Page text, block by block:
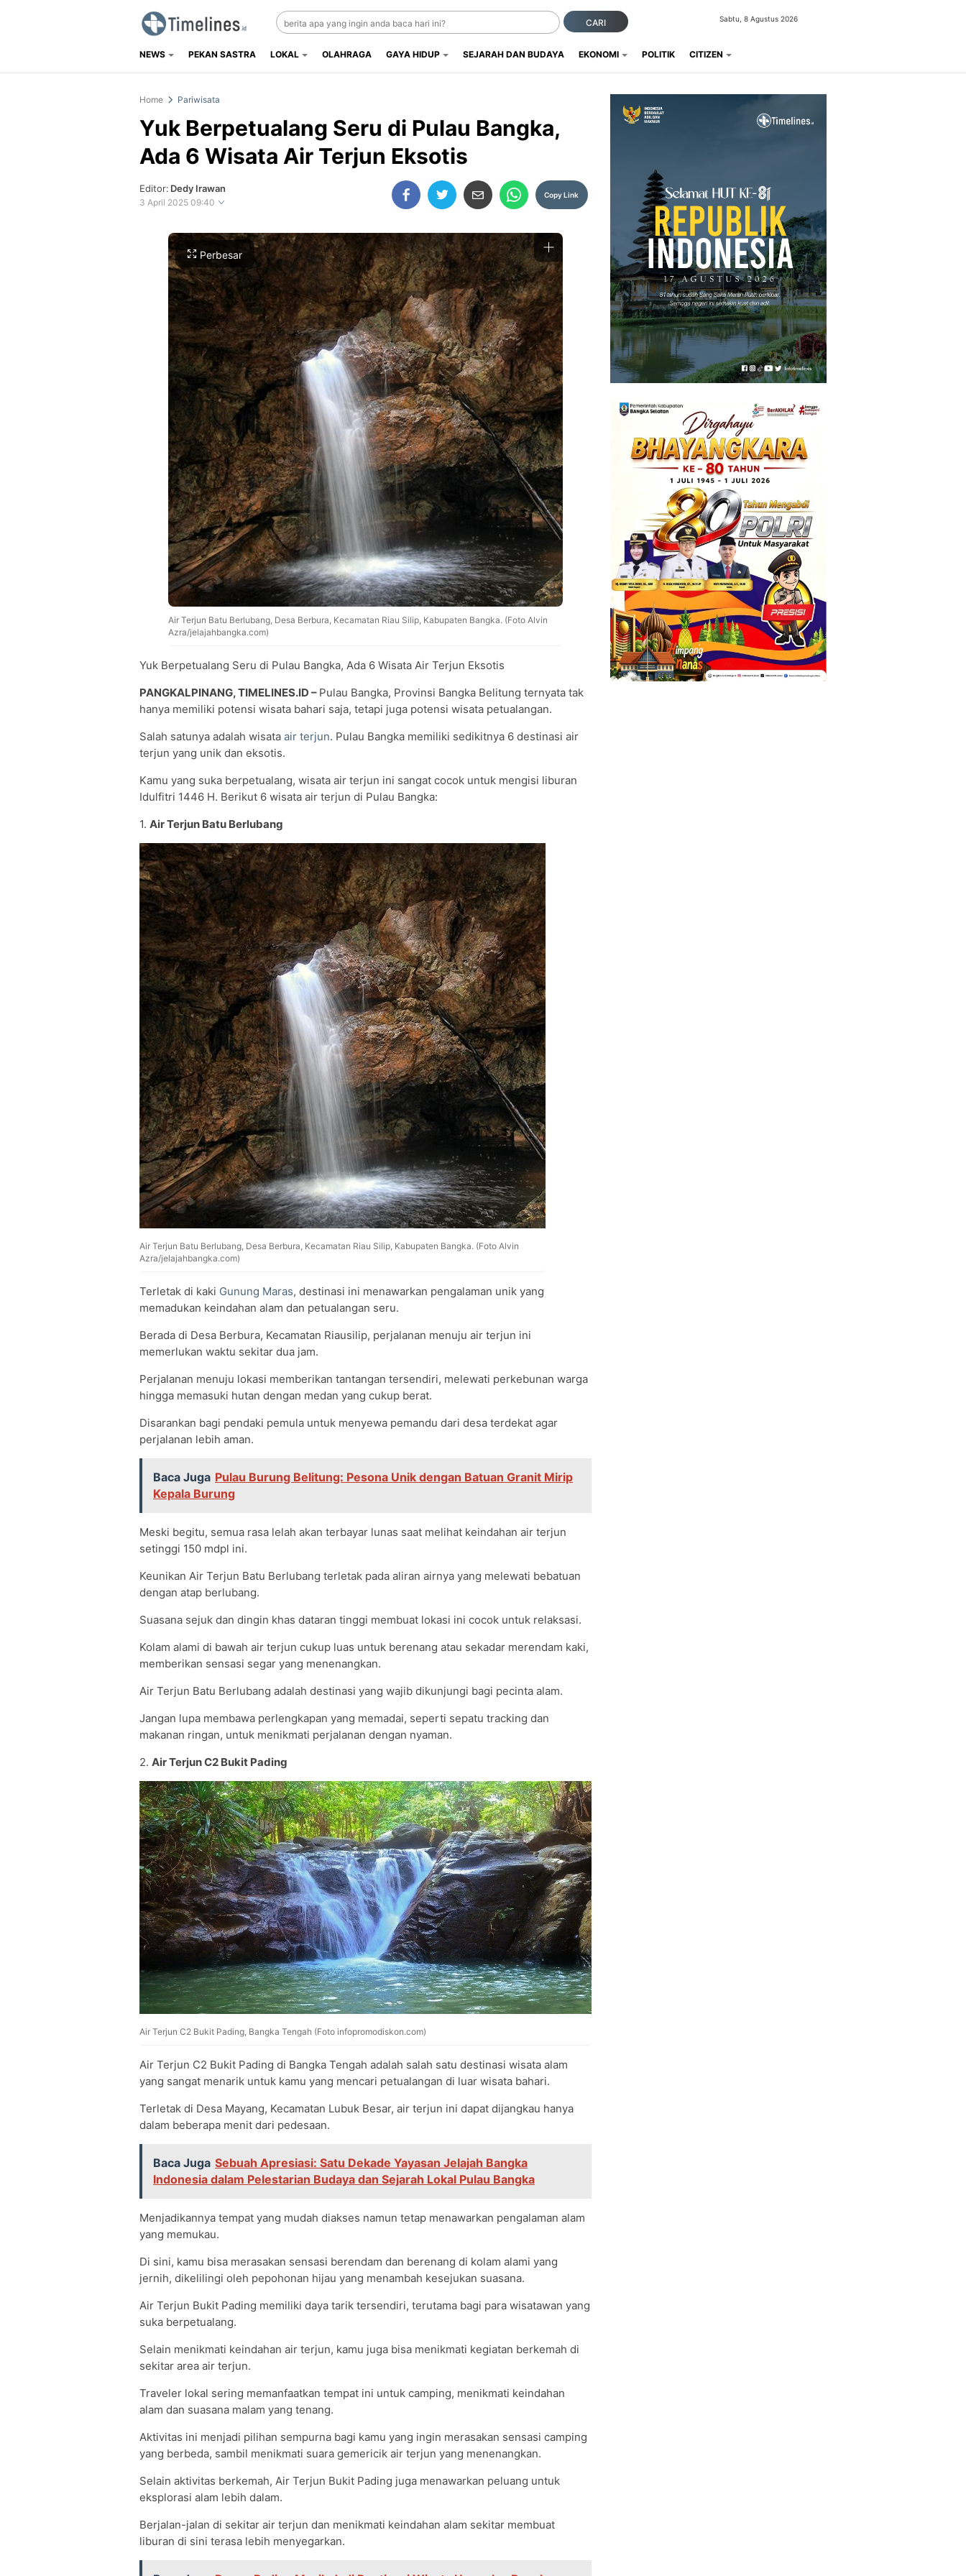
Timelines.id
Media Literasi, Sejarah & Budaya
CARI Sabtu, 8 Agustus 2026
NEWS PEKAN SASTRA LOKAL OLAHRAGA GAYA HIDUP SEJARAH DAN BUDAYA EKONOMI POLITIK CITIZEN
Home Pariwisata
Yuk Berpetualang Seru di Pulau Bangka,
Ada 6 Wisata Air Terjun Eksotis
Editor: Dedy Irawan
3 April 2025 09:40
Copy Link
Perbesar
Air Terjun Batu Berlubang, Desa Berbura, Kecamatan Riau Silip, Kabupaten Bangka. (Foto Alvin
Azra/jelajahbangka.com)
Yuk Berpetualang Seru di Pulau Bangka, Ada 6 Wisata Air Terjun Eksotis
PANGKALPINANG, TIMELINES.ID – Pulau Bangka, Provinsi Bangka Belitung ternyata tak
hanya memiliki potensi wisata bahari saja, tetapi juga potensi wisata petualangan.
Salah satunya adalah wisata air terjun. Pulau Bangka memiliki sedikitnya 6 destinasi air
terjun yang unik dan eksotis.
Kamu yang suka berpetualang, wisata air terjun ini sangat cocok untuk mengisi liburan
Idulfitri 1446 H. Berikut 6 wisata air terjun di Pulau Bangka:
1. Air Terjun Batu Berlubang
Air Terjun Batu Berlubang, Desa Berbura, Kecamatan Riau Silip, Kabupaten Bangka. (Foto Alvin
Azra/jelajahbangka.com)
Terletak di kaki Gunung Maras, destinasi ini menawarkan pengalaman unik yang
memadukan keindahan alam dan petualangan seru.
Berada di Desa Berbura, Kecamatan Riausilip, perjalanan menuju air terjun ini
memerlukan waktu sekitar dua jam.
Perjalanan menuju lokasi memberikan tantangan tersendiri, melewati perkebunan warga
hingga memasuki hutan dengan medan yang cukup berat.
Disarankan bagi pendaki pemula untuk menyewa pemandu dari desa terdekat agar
perjalanan lebih aman.
Baca Juga Pulau Burung Belitung: Pesona Unik dengan Batuan Granit Mirip
Kepala Burung
Meski begitu, semua rasa lelah akan terbayar lunas saat melihat keindahan air terjun
setinggi 150 mdpl ini.
Keunikan Air Terjun Batu Berlubang terletak pada aliran airnya yang melewati bebatuan
dengan atap berlubang.
Suasana sejuk dan dingin khas dataran tinggi membuat lokasi ini cocok untuk relaksasi.
Kolam alami di bawah air terjun cukup luas untuk berenang atau sekadar merendam kaki,
memberikan sensasi segar yang menenangkan.
Air Terjun Batu Berlubang adalah destinasi yang wajib dikunjungi bagi pecinta alam.
Jangan lupa membawa perlengkapan yang memadai, seperti sepatu tracking dan
makanan ringan, untuk menikmati perjalanan dengan nyaman.
2. Air Terjun C2 Bukit Pading
Air Terjun C2 Bukit Pading, Bangka Tengah (Foto infopromodiskon.com)
Air Terjun C2 Bukit Pading di Bangka Tengah adalah salah satu destinasi wisata alam
yang sangat menarik untuk kamu yang mencari petualangan di luar wisata bahari.
Terletak di Desa Mayang, Kecamatan Lubuk Besar, air terjun ini dapat dijangkau hanya
dalam beberapa menit dari pedesaan.
Baca Juga Sebuah Apresiasi: Satu Dekade Yayasan Jelajah Bangka
Indonesia dalam Pelestarian Budaya dan Sejarah Lokal Pulau Bangka
Menjadikannya tempat yang mudah diakses namun tetap menawarkan pengalaman alam
yang memukau.
Di sini, kamu bisa merasakan sensasi berendam dan berenang di kolam alami yang
jernih, dikelilingi oleh pepohonan hijau yang menambah kesejukan suasana.
Air Terjun Bukit Pading memiliki daya tarik tersendiri, terutama bagi para wisatawan yang
suka berpetualang.
Selain menikmati keindahan air terjun, kamu juga bisa menikmati kegiatan berkemah di
sekitar area air terjun.
Traveler lokal sering memanfaatkan tempat ini untuk camping, menikmati keindahan
alam dan suasana malam yang tenang.
Aktivitas ini menjadi pilihan sempurna bagi kamu yang ingin merasakan sensasi camping
yang berbeda, sambil menikmati suara gemericik air terjun yang menenangkan.
Selain aktivitas berkemah, Air Terjun Bukit Pading juga menawarkan peluang untuk
eksplorasi alam lebih dalam.
Berjalan-jalan di sekitar air terjun dan menikmati keindahan alam sekitar membuat
liburan di sini terasa lebih menyegarkan.